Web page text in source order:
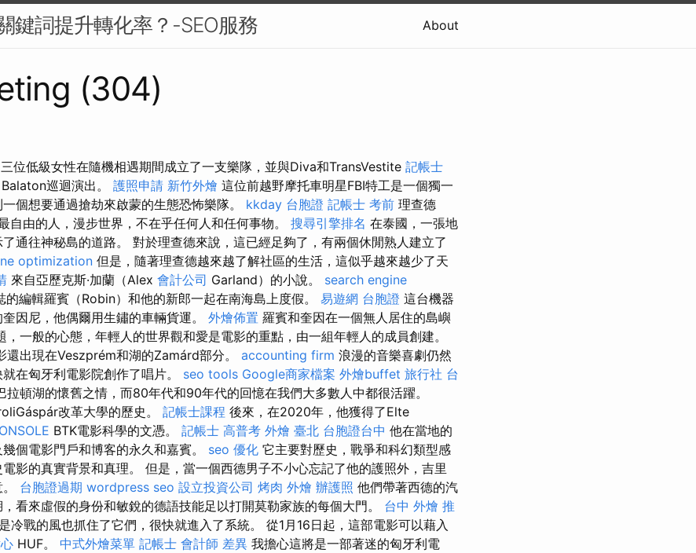
鍵詞提升轉化率？-SEO服務 About
(304)
位低級女性在隨機相遇期間成立了一支樂隊，並與Diva和TransVestite 記帳士
巡迴演出。 護照申請 新竹外燴 這位前越野摩托車明星FBI特工是一個獨一
個想要通過搶劫來啟蒙的生態恐怖樂隊。 kkday 台胞證 記帳士 考前 理查德
自由的人，漫步世界，不在乎任何人和任何事物。 搜尋引擎排名 在泰國，一張地
通往神秘島的道路。 對於理查德來說，這已經足夠了，有兩個休閒熟人建立了
optimization 但是，隨著理查德越來越了解社區的生活，這似乎越來越少了天
來自亞歷克斯·加蘭（Alex 會計公司 Garland）的小說。 search engine
的編輯羅賓（Robin）和他的新郎一起在南海島上度假。 易遊網 台胞證 這台機器
因尼，他偶爾用生鏽的車輛貨運。 外燴佈置 羅賓和奎因在一個無人居住的島嶼
，一般的心態，年輕人的世界觀和愛是電影的重點，由一組年輕人的成員創建。
還出現在Veszprém和湖的Zamárd部分。 accounting firm 浪漫的音樂喜劇仍然
在匈牙利電影院創作了唱片。 seo tools Google商家檔案 外燴buffet 旅行社 台
拉頓湖的懷舊之情，而80年代和90年代的回憶在我們大多數人中都很活躍。
改革大學的歷史。 記帳士課程 後來，在2020年，他獲得了Elte
BTK電影科學的文憑。 記帳士 高普考 外燴 臺北 台胞證台中 他在當地的
個電影門戶和博客的永久和嘉賓。 seo 優化 它主要對歷史，戰爭和科幻類型感
影的真實背景和真理。 但是，當一個西德男子不小心忘記了他的護照外，吉里
台胞證過期 wordpress seo 設立投資公司 烤肉 外燴 辦護照 他們帶著西德的汽
看來虛假的身份和敏銳的德語技能足以打開莫勒家族的每個大門。 台中 外燴 推
冷戰的風也抓住了它們，很快就進入了系統。 從1月16日起，這部電影可以藉入
HUF。 中式外燴菜單 記帳士 會計師 差異 我擔心這將是一部著迷的匈牙利電